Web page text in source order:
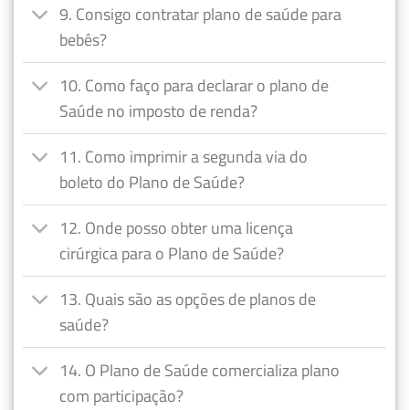
9. Consigo contratar plano de saúde para
bebês?
10. Como faço para declarar o plano de
Saúde no imposto de renda?
11. Como imprimir a segunda via do
boleto do Plano de Saúde?
12. Onde posso obter uma licença
cirúrgica para o Plano de Saúde?
13. Quais são as opções de planos de
saúde?
14. O Plano de Saúde comercializa plano
com participação?